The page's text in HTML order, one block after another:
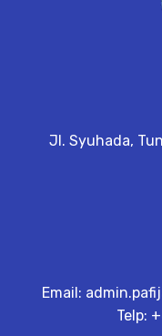
Jl. Syuhada,
Email:
Telp: